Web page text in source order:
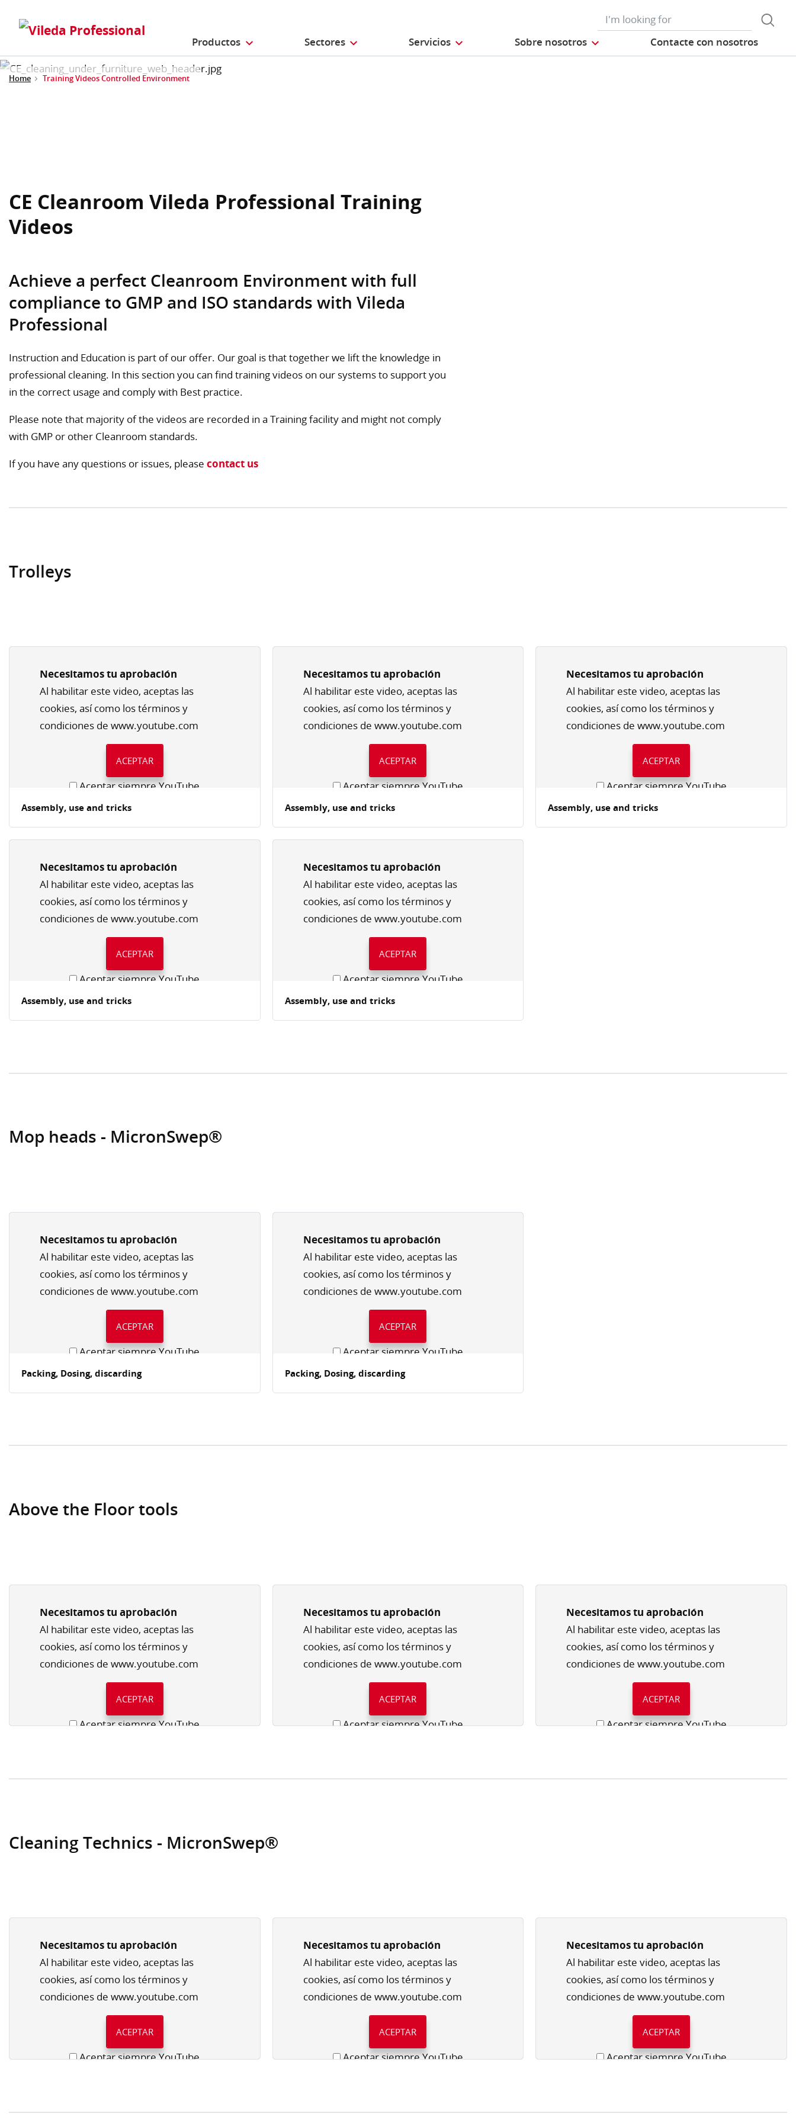
Productos Sectores Servicios Sobre nosotros Contacte con nosotros
Home Training Videos Controlled Environment
CE Cleanroom Vileda Professional Training
Videos
Achieve a perfect Cleanroom Environment with full
compliance to GMP and ISO standards with Vileda
Professional
Instruction and Education is part of our offer. Our goal is that together we lift the knowledge in
professional cleaning. In this section you can find training videos on our systems to support you
in the correct usage and comply with Best practice.
Please note that majority of the videos are recorded in a Training facility and might not comply
with GMP or other Cleanroom standards.
If you have any questions or issues, please contact us
Trolleys
Necesitamos tu aprobación
Al habilitar este video, aceptas las
cookies, así como los términos y
condiciones de www.youtube.com
ACEPTAR
Aceptar siempre YouTube
Assembly, use and tricks
Necesitamos tu aprobación
Al habilitar este video, aceptas las
cookies, así como los términos y
condiciones de www.youtube.com
ACEPTAR
Aceptar siempre YouTube
Assembly, use and tricks
Necesitamos tu aprobación
Al habilitar este video, aceptas las
cookies, así como los términos y
condiciones de www.youtube.com
ACEPTAR
Aceptar siempre YouTube
Assembly, use and tricks
Necesitamos tu aprobación
Al habilitar este video, aceptas las
cookies, así como los términos y
condiciones de www.youtube.com
ACEPTAR
Aceptar siempre YouTube
Assembly, use and tricks
Necesitamos tu aprobación
Al habilitar este video, aceptas las
cookies, así como los términos y
condiciones de www.youtube.com
ACEPTAR
Aceptar siempre YouTube
Assembly, use and tricks
Mop heads - MicronSwep®
Necesitamos tu aprobación
Al habilitar este video, aceptas las
cookies, así como los términos y
condiciones de www.youtube.com
ACEPTAR
Aceptar siempre YouTube
Packing, Dosing, discarding
Necesitamos tu aprobación
Al habilitar este video, aceptas las
cookies, así como los términos y
condiciones de www.youtube.com
ACEPTAR
Aceptar siempre YouTube
Packing, Dosing, discarding
Above the Floor tools
Necesitamos tu aprobación
Al habilitar este video, aceptas las
cookies, así como los términos y
condiciones de www.youtube.com
ACEPTAR
Aceptar siempre YouTube
Necesitamos tu aprobación
Al habilitar este video, aceptas las
cookies, así como los términos y
condiciones de www.youtube.com
ACEPTAR
Aceptar siempre YouTube
Necesitamos tu aprobación
Al habilitar este video, aceptas las
cookies, así como los términos y
condiciones de www.youtube.com
ACEPTAR
Aceptar siempre YouTube
Cleaning Technics - MicronSwep®
Necesitamos tu aprobación
Al habilitar este video, aceptas las
cookies, así como los términos y
condiciones de www.youtube.com
ACEPTAR
Aceptar siempre YouTube
Necesitamos tu aprobación
Al habilitar este video, aceptas las
cookies, así como los términos y
condiciones de www.youtube.com
ACEPTAR
Aceptar siempre YouTube
Necesitamos tu aprobación
Al habilitar este video, aceptas las
cookies, así como los términos y
condiciones de www.youtube.com
ACEPTAR
Aceptar siempre YouTube